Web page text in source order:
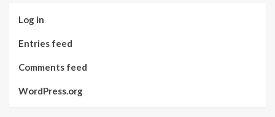
Log in
Entries feed
Comments feed
WordPress.org